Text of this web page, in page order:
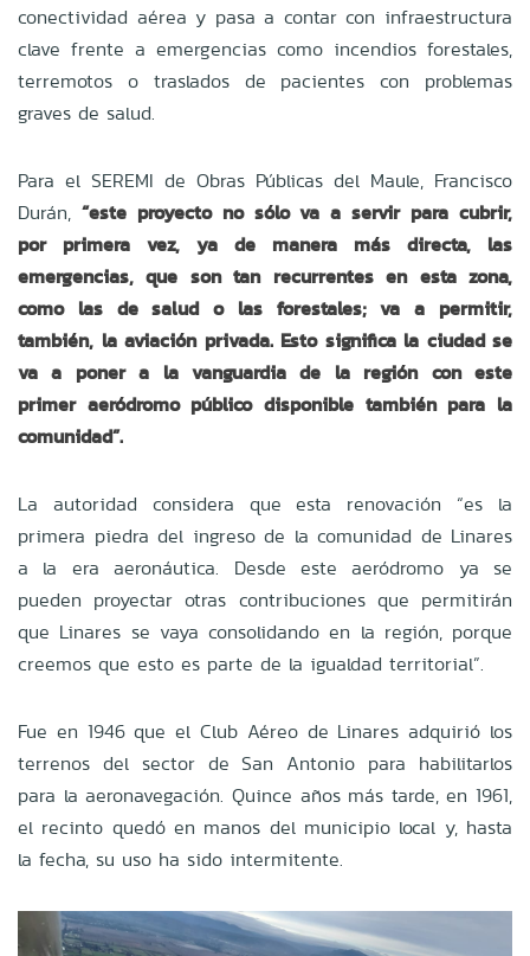
conectividad aérea y pasa a contar con infraestructura
clave frente a emergencias como incendios forestales,
terremotos o traslados de pacientes con problemas
graves de salud.
Para el SEREMI de Obras Públicas del Maule, Francisco
Durán, “este proyecto no sólo va a servir para cubrir,
por primera vez, ya de manera más directa, las
emergencias, que son tan recurrentes en esta zona,
como las de salud o las forestales; va a permitir,
también, la aviación privada. Esto significa la ciudad se
va a poner a la vanguardia de la región con este
primer aeródromo público disponible también para la
comunidad”.
La autoridad considera que esta renovación “es la
primera piedra del ingreso de la comunidad de Linares
a la era aeronáutica. Desde este aeródromo ya se
pueden proyectar otras contribuciones que permitirán
que Linares se vaya consolidando en la región, porque
creemos que esto es parte de la igualdad territorial”.
Fue en 1946 que el Club Aéreo de Linares adquirió los
terrenos del sector de San Antonio para habilitarlos
para la aeronavegación. Quince años más tarde, en 1961,
el recinto quedó en manos del municipio local y, hasta
la fecha, su uso ha sido intermitente.